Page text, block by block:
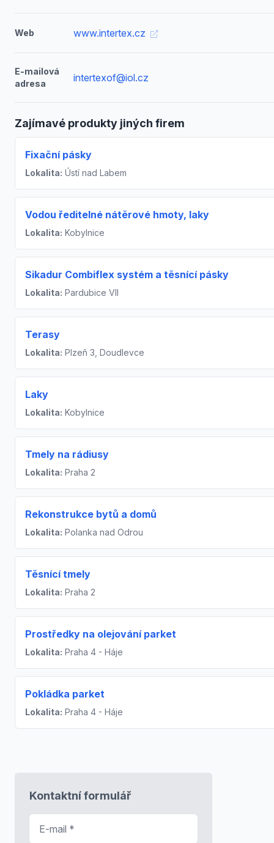
Web www.intertex.cz
E-mailová
adresa
intertexof@iol.cz
Zajímavé produkty jiných firem
Fixační pásky
Lokalita: Ústí nad Labem
Vodou ředitelné nátěrové hmoty, laky
Lokalita: Kobylnice
Sikadur Combiflex systém a těsnící pásky
Lokalita: Pardubice VII
Terasy
Lokalita: Plzeň 3, Doudlevce
Laky
Lokalita: Kobylnice
Tmely na rádiusy
Lokalita: Praha 2
Rekonstrukce bytů a domů
Lokalita: Polanka nad Odrou
Těsnící tmely
Lokalita: Praha 2
Prostředky na olejování parket
Lokalita: Praha 4 - Háje
Pokládka parket
Lokalita: Praha 4 - Háje
Kontaktní formulář